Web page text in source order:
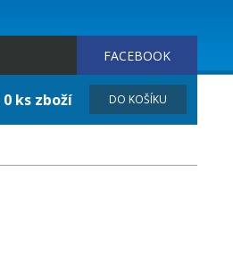
FACEBOOK
0 ks zboží DO KOŠÍKU